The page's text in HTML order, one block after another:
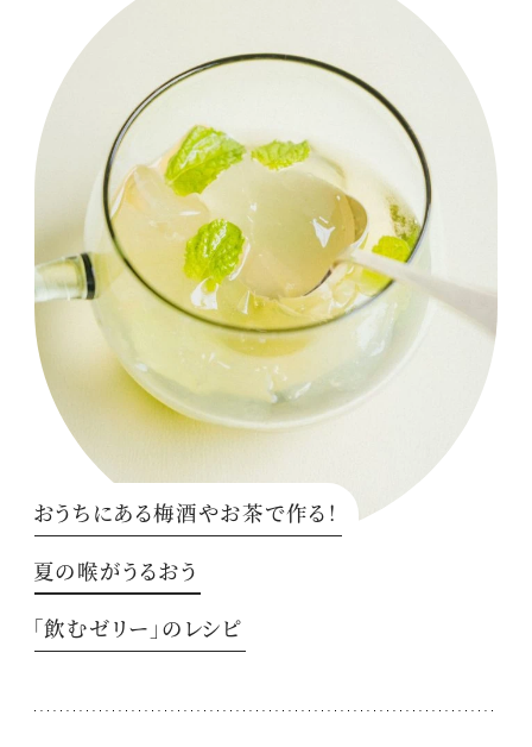
おうちにある梅酒やお茶で作る！
夏の喉がうるおう
「飲むゼリー」のレシピ